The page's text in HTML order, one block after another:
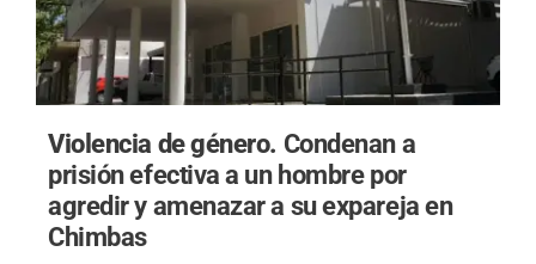
Violencia de género. Condenan a
prisión efectiva a un hombre por
agredir y amenazar a su expareja en
Chimbas